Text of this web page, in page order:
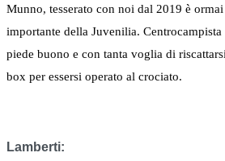
Munno, tesserato con noi dal 2019 è
importante della Juvenilia.
piede buono e con tanta voglia di
box per essersi operato al crociato.
Lamberti: